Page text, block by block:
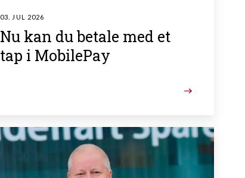
03. JUL 2026
Nu kan du betale med et
tap i MobilePay